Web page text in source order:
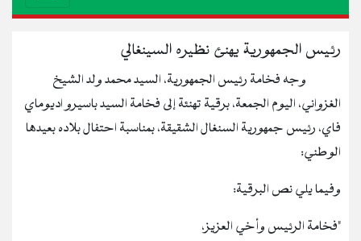
رئيس الجمهورية يهنئ نظيره السينغالي
وجه فخامة رئيس الجمهورية، السيد محمد ولد الشيخ
الغزواني، اليوم الجمعة، برقية تهنئة إلى فخامة السيد باسيرو اديوماي
فاي، رئيس جمهورية السنغال الشقيقة، بمناسبة احتفال بلاده بعيدها
الوطني:
وفيما يلي نص البرقية:
"فخامة الرئيس وأخي العزيز،